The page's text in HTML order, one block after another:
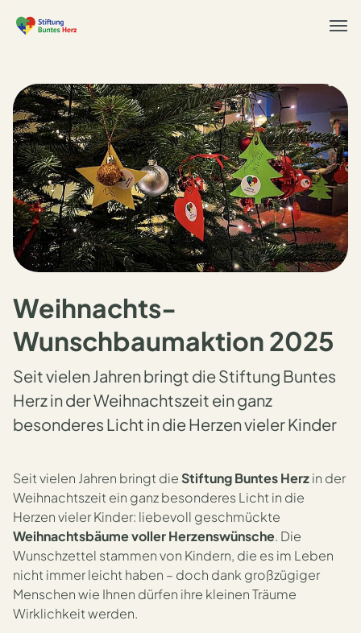
Weihnachts-
Wunschbaumaktion 2025
Seit vielen Jahren bringt die Stiftung Buntes
Herz in der Weihnachtszeit ein ganz
besonderes Licht in die Herzen vieler Kinder
Seit vielen Jahren bringt dieStiftung Buntes Herzin der
Weihnachtszeit ein ganz besonderes Licht in die
Herzen vieler Kinder: liebevoll geschmückte
Weihnachtsbäume voller Herzenswünsche. Die
Wunschzettel stammen von Kindern, die es im Leben
nicht immer leicht haben – doch dank großzügiger
Menschen wie Ihnen dürfen ihre kleinen Träume
Wirklichkeit werden.